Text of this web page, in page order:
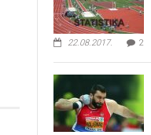
22.08.2017. 2